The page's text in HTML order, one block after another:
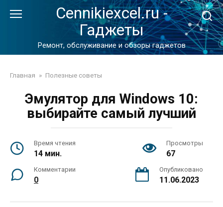
Cennikiexcel.ru -
Гаджеты
Ремонт, обслуживание и обзоры гаджетов
Главная » Полезные советы
Эмулятор для Windows 10:
выбирайте самый лучший
Время чтения
14 мин.
Просмотры
67
Комментарии
0
Опубликовано
11.06.2023